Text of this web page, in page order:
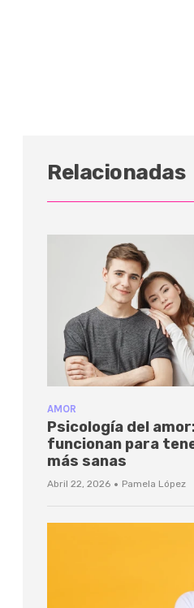
Relacionadas
AMOR
Psicología del
funcionan para
más sanas
Abril 22, 2026 · Pamela López